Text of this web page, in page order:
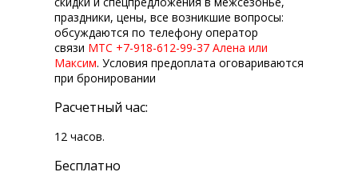
праздники, цены, все возникшие вопросы:
обсуждаются по телефону оператор
связи МТС +7-918-612-99-37 Алена или
Максим. Условия предоплата оговариваются
при бронировании
Расчетный час:
12 часов.
Бесплатно